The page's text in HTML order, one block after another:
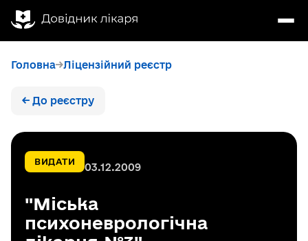
Головна Ліцензійний реєстр
← До реєстру
ВИДАТИ 03.12.2009
"Міська
психоневрологічна